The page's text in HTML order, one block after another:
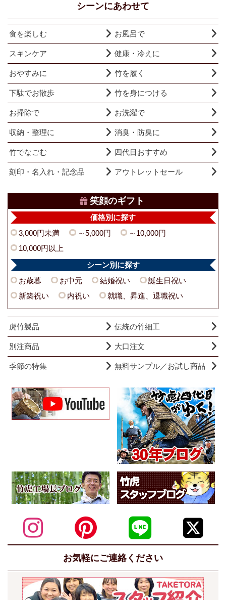
シーンにあわせて
食を楽しむ お風呂で
スキンケア 健康・冷えに
おやすみに 竹を履く
下駄でお散歩 竹を身につける
お掃除で お洗濯で
収納・整理に 消臭・防臭に
竹でなごむ 四代目おすすめ
刻印・名入れ・記念品 アウトレットセール
笑顔のギフト
価格別に探す
3,000円未満 ～5,000円
～10,000円
10,000円以上
シーン別に探す
お歳暮 お中元 結婚祝い
誕生日祝い
新築祝い
内祝い 就職、昇進、退職祝い
虎竹製品 伝統の竹細工
別注商品 大口注文
季節の特集 無料サンプル／お試し商品
お気軽にご連絡ください